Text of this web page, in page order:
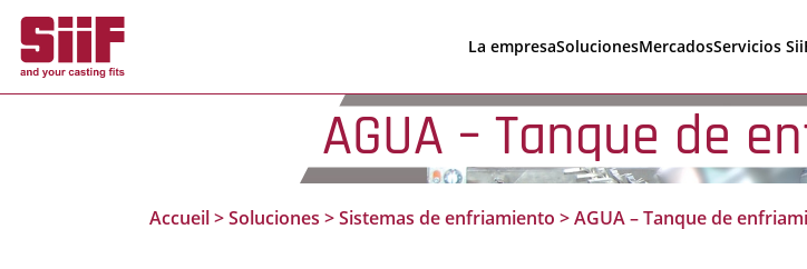
La empresaSolucionesMercadosServicios
AGUA – Tanque de
Accueil>Soluciones >Sistemas de enfriamiento >AGUA – Tanque de
Panel de gestión de cookies